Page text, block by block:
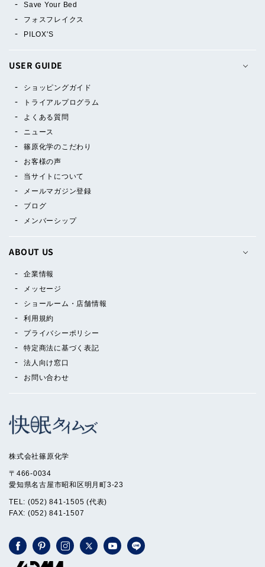
株式会社篠原化学
〒466-0034
愛知県名古屋市昭和区明月町3-23
TEL: (052) 841-1505 (代表)
FAX: (052) 841-1507
FacebookPinterestInstagram
X
YouTubeLINE
Save Your Bed
フォスフレイクス
PILOX'S
USER GUIDE
ショッピングガイド
トライアルプログラム
よくある質問
ニュース
篠原化学のこだわり
お客様の声
当サイトについて
メールマガジン登録
ブログ
メンバーシップ
ABOUT US
企業情報
メッセージ
ショールーム・店舗情報
利用規約
プライバシーポリシー
特定商法に基づく表記
法人向け窓口
お問い合わせ